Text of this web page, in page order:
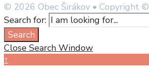
© 2026 Obec Širákov • Copyright ©
Search for:
Search
Close Search Window
↑